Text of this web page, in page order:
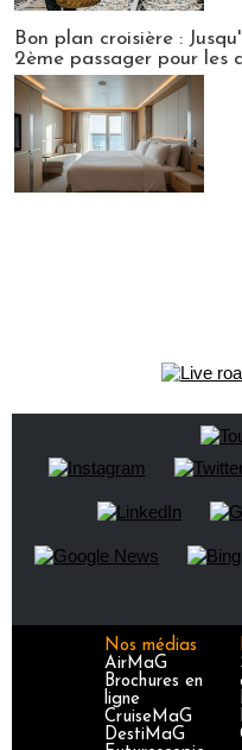
Bon plan croisière :
2ème passager pour les
Nos médias
AirMaG
Brochures en
ligne
CruiseMaG
DestiMaG